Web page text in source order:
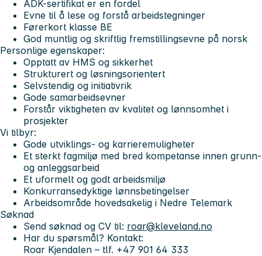
ADK-sertifikat er en fordel
Evne til å lese og forstå arbeidstegninger
Førerkort klasse BE
God muntlig og skriftlig fremstillingsevne på norsk
Personlige egenskaper:
Opptatt av HMS og sikkerhet
Strukturert og løsningsorientert
Selvstendig og initiativrik
Gode samarbeidsevner
Forstår viktigheten av kvalitet og lønnsomhet i
prosjekter
Vi tilbyr:
Gode utviklings- og karrieremuligheter
Et sterkt fagmiljø med bred kompetanse innen grunn-
og anleggsarbeid
Et uformelt og godt arbeidsmiljø
Konkurransedyktige lønnsbetingelser
Arbeidsområde hovedsakelig i Nedre Telemark
Søknad
Send søknad og CV til: roar@kleveland.no
Har du spørsmål? Kontakt:
Roar Kjendalen – tlf. +47 901 64 333